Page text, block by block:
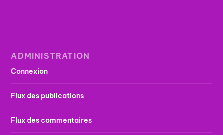
ADMINISTRATION
Connexion
Flux des publications
Flux des commentaires